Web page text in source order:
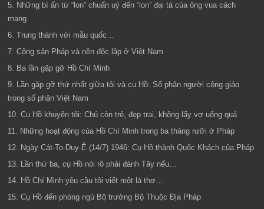
5. Những bí ẩn từ “lon” chuẩn uý đến “lon” đại tá của ông vua cách
mạng
6. Trung thành với mẫu quốc…
7. Cộng sản Pháp và nền độc lập ở Việt Nam
8. Ba lần gặp gỡ Hồ Chí Minh
9. Lần gặp gỡ thứ nhất giữa tôi và cụ Hồ: Số phận người công giáo
trong số phận Việt Nam
10. Cụ Hồ khuyên tôi: Chú còn trẻ, đẹp trai, không lấy vợ uổng quá
11. Những hoạt động của Hồ Chí Minh trong ba tháng rưỡi ở Pháp
12. Ngày Cát-To-Duy-Ê (14/7) 1946: Cụ Hồ thành Quốc Khách của Pháp
13. Lần thứ ba, cụ Hồ nói rõ phải đánh Tây nếu…
14. Hồ Chí Minh yêu cầu tôi viết một lá thơ…
15. Cụ Hồ đến phòng ngủ Bộ trưởng Bộ Thuộc Địa Pháp